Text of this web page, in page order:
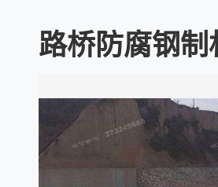
路桥防腐钢